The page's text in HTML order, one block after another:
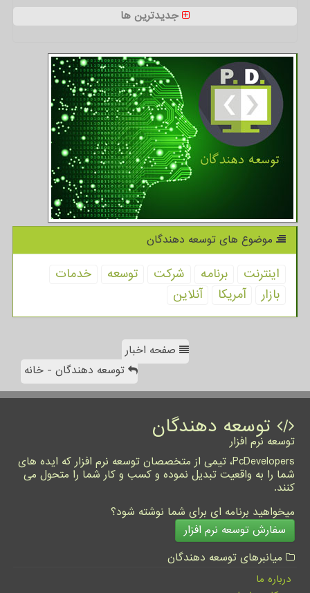
جدیدترین ها
موضوع های توسعه دهندگان
اینترنت برنامه شركت توسعه
خدمات
بازار
آمریكا آنلاین
صفحه اخبار
توسعه دهندگان - خانه
توسعه دهندگان
توسعه نرم افزار
PcDevelopers، تیمی از متخصصان توسعه نرم افزار که ایده های
شما را به واقعیت تبدیل نموده و کسب و کار شما را متحول می
کنند.
میخواهید برنامه ای برای شما نوشته شود؟
سفارش توسعه نرم افزار
میانبرهای توسعه دهندگان
درباره ما